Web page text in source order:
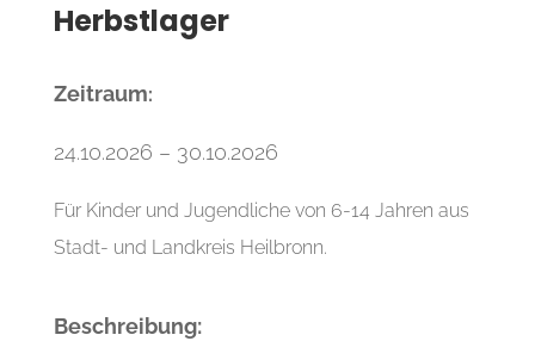
Herbstlager
Zeitraum:
24.10.2026 – 30.10.2026
Für Kinder und Jugendliche von 6-14 Jahren aus
Stadt- und Landkreis Heilbronn.
Beschreibung: